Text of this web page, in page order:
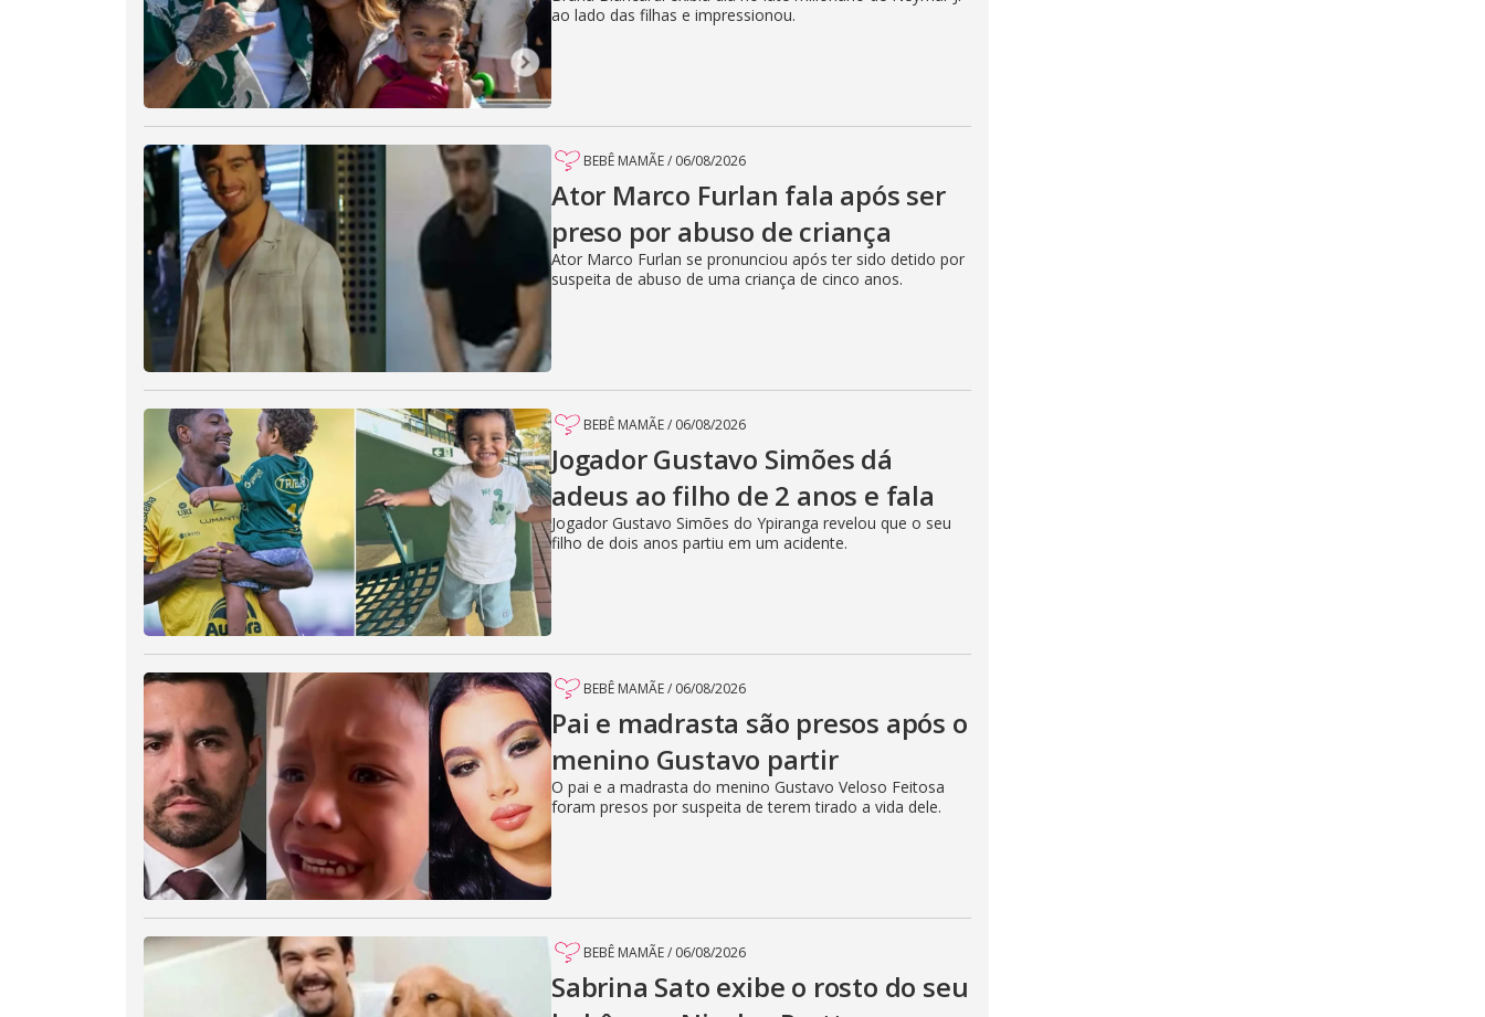
ao lado das filhas e impressionou.
BEBÊ MAMÃE/ 06/08/2026
Ator Marco Furlan fala após ser
preso por abuso de criança
Ator Marco Furlan se pronunciou após ter sido detido por
suspeita de abuso de uma criança de cinco anos.
BEBÊ MAMÃE/ 06/08/2026
Jogador Gustavo Simões dá
adeus ao filho de 2 anos e fala
Jogador Gustavo Simões do Ypiranga revelou que o seu
filho de dois anos partiu em um acidente.
BEBÊ MAMÃE/ 06/08/2026
Pai e madrasta são presos após o
menino Gustavo partir
O pai e a madrasta do menino Gustavo Veloso Feitosa
foram presos por suspeita de terem tirado a vida dele.
BEBÊ MAMÃE/ 06/08/2026
Sabrina Sato exibe o rosto do seu